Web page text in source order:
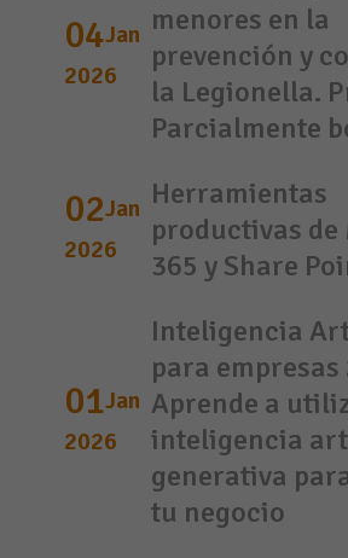
04Jan
2026
menores en la
prevención y
la Legionella.
Parcialmente
02Jan
2026
Herramientas
productivas
365 y Share
01Jan
2026
Inteligencia
para empresas
Aprende a
inteligencia
generativa
tu negocio